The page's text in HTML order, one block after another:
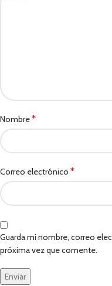
Nombre*
Correo electrónico *
Guarda mi nombre, correo
próxima vez que comente.